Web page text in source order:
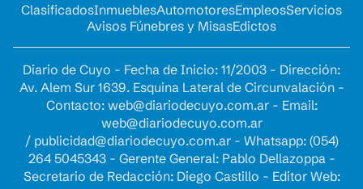
ClasificadosInmueblesAutomotoresEmpleosServicios
Avisos Fúnebres y MisasEdictos
Diario de Cuyo - Fecha de Inicio: 11/2003 - Dirección:
Av. Alem Sur 1639. Esquina Lateral de Circunvalación -
Contacto: web@diariodecuyo.com.ar- Email:
web@diariodecuyo.com.ar
/ publicidad@diariodecuyo.com.ar- Whatsapp: (054)
264 5045343 - Gerente General: Pablo Dellazoppa -
Secretario de Redacción: Diego Castillo - Editor Web: